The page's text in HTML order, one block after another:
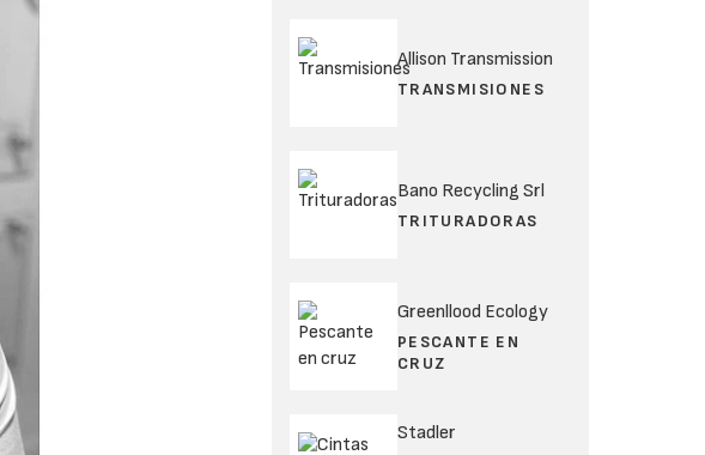
Allison Transmission
TRANSMISIONES
Bano Recycling Srl
TRITURADORAS
Greenllood Ecology
PESCANTE EN
CRUZ
Stadler